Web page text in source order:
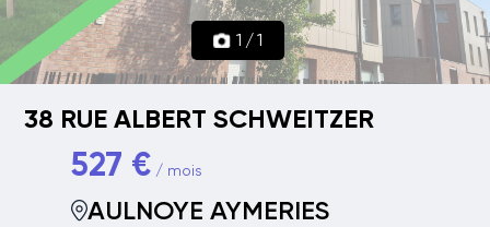
1 /1
38 RUE ALBERT SCHWEITZER
527 €/ mois
AULNOYE AYMERIES